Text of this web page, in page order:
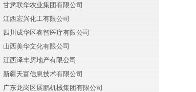
甘肃联华农业集团有限公司
江西宏兴化工有限公司
四川成华区睿智医疗有限公司
山西美华文化有限公司
江西泽丰房地产有限公司
新疆天富信息技术有限公司
广东龙岗区展鹏机械集团有限公司